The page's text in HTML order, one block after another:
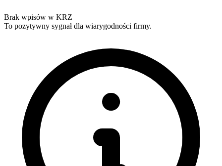
Brak wpisów w KRZ
To pozytywny sygnał dla wiarygodności firmy.